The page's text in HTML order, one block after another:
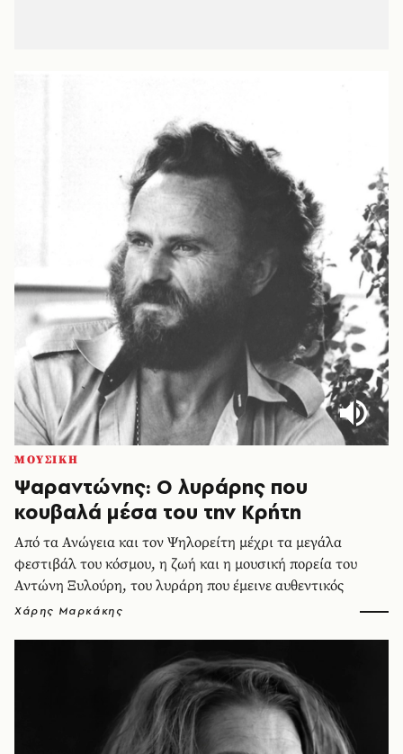
ΜΟΥΣΙΚΗ
Ψαραντώνης: Ο λυράρης που
κουβαλά μέσα του την Κρήτη
Από τα Ανώγεια και τον Ψηλορείτη μέχρι τα μεγάλα
φεστιβάλ του κόσμου, η ζωή και η μουσική πορεία του
Αντώνη Ξυλούρη, του λυράρη που έμεινε αυθεντικός
Χάρης Μαρκάκης